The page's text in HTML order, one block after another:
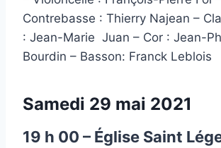
Contrebasse : Thierry Najean –
: Jean-Marie Juan – Cor : Jean-
Bourdin – Basson: Franck Leblois
Samedi 29 mai 2021
19 h 00 – Église Saint